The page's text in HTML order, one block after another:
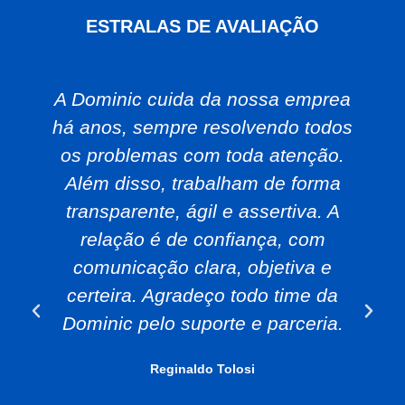
ESTRALAS DE AVALIAÇÃO
A Dominic cuida da nossa emprea
há anos, sempre resolvendo todos
os problemas com toda atenção.
Além disso, trabalham de forma
transparente, ágil e assertiva. A
relação é de confiança, com
comunicação clara, objetiva e
certeira. Agradeço todo time da
Dominic pelo suporte e parceria.
Reginaldo Tolosi